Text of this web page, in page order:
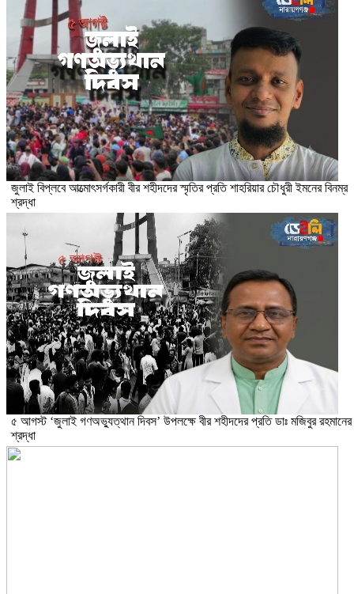
জুলাই বিপ্লবে আত্মোৎসর্গকারী বীর শহীদদের স্মৃতির প্রতি শাহরিয়ার চৌধুরী ইমনের বিনম্র
শ্রদ্ধা
৫ আগস্ট ‘জুলাই গণঅভ্যুত্থান দিবস’ উপলক্ষে বীর শহীদদের প্রতি ডাঃ মজিবুর রহমানের
শ্রদ্ধা